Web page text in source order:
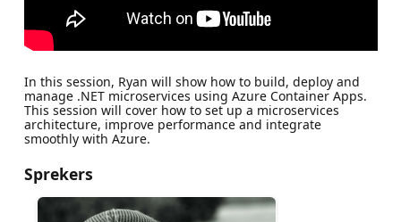
In this session, Ryan will show how to build, deploy and
manage .NET microservices using Azure Container Apps.
This session will cover how to set up a microservices
architecture, improve performance and integrate
smoothly with Azure.
Sprekers